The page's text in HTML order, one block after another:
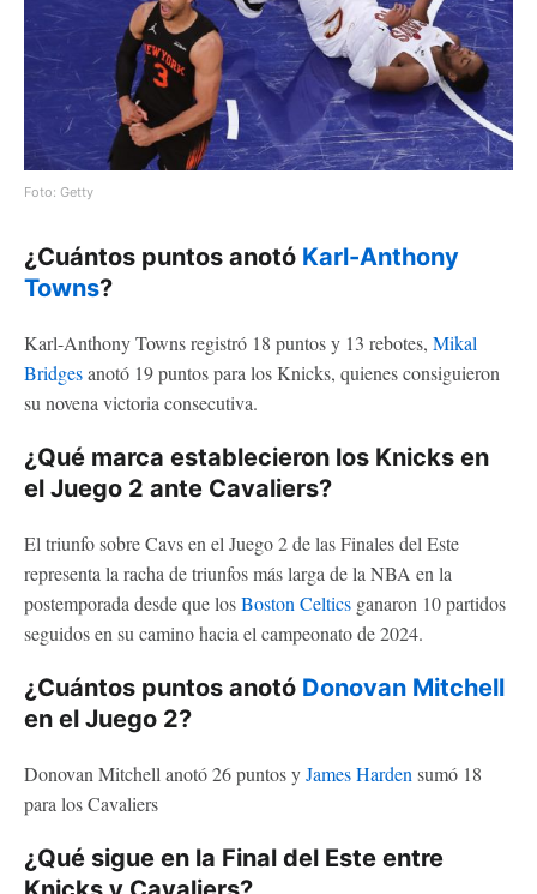
Foto: Getty
¿Cuántos puntos anotó Karl-Anthony
Towns?
Karl-Anthony Towns registró 18 puntos y 13 rebotes, Mikal
Bridgesanotó 19 puntos para los Knicks, quienes consiguieron
su novena victoria consecutiva.
¿Qué marca establecieron los Knicks en
el Juego 2 ante Cavaliers?
El triunfo sobre Cavs en el Juego 2 de las Finales del Este
representa la racha de triunfos más larga de la NBA en la
postemporada desde que losBoston Celtics ganaron 10 partidos
seguidos en su camino hacia el campeonato de 2024.
¿Cuántos puntos anotó Donovan Mitchell
en el Juego 2?
Donovan Mitchell anotó 26 puntos yJames Harden sumó 18
para los Cavaliers
¿Qué sigue en la Final del Este entre